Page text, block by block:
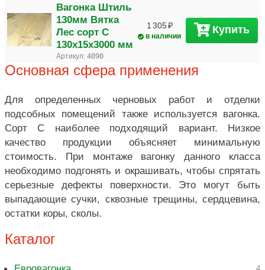
Вагонка Штиль
130мм Вятка
Лес сорт C
130х15х3000 мм
Артикул: 4090
1 305
в наличии
Купить
Основная сфера применения
Для определенных черновых работ и отделки
подсобных помещений также используется вагонка.
Сорт С наиболее подходящий вариант. Низкое
качество продукции объясняет минимальную
стоимость. При монтаже вагонку данного класса
необходимо подгонять и окрашивать, чтобы спрятать
серьезные дефекты поверхности. Это могут быть
выпадающие сучки, сквозные трещины, сердцевина,
остатки коры, сколы.
Каталог